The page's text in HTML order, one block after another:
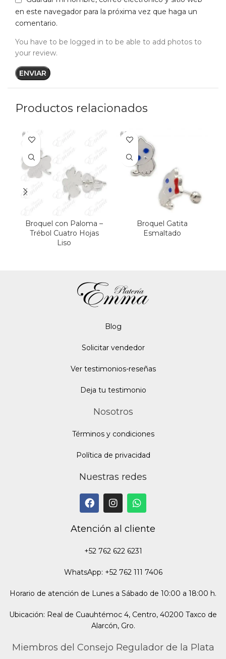
en este navegador para la próxima vez que haga un
comentario.
You have to be logged in to be able to add photos to
your review.
Productos relacionados
Broquel con Paloma –
Trébol Cuatro Hojas
Liso
Broquel Gatita
Esmaltado
Blog
Solicitar vendedor
Ver testimonios-reseñas
Deja tu testimonio
Nosotros
Términos y condiciones
Política de privacidad
Nuestras redes
Atención al cliente
+52 762 622 6231
WhatsApp: +52 762 111 7406
Horario de atención de Lunes a Sábado de 10:00 a 18:00 h.
Ubicación: Real de Cuauhtémoc 4, Centro, 40200 Taxco de
Alarcón, Gro.
Miembros del Consejo Regulador de la Plata